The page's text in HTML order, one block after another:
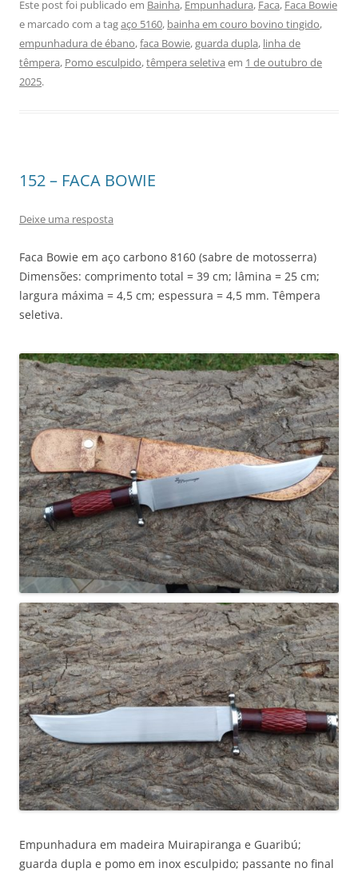
Este post foi publicado em Bainha, Empunhadura, Faca, Faca Bowie
e marcado com a tagaço 5160, bainha em couro bovino tingido,
empunhadura de ébano,faca Bowie,guarda dupla, linha de
têmpera, Pomo esculpido,têmpera seletiva em 1 de outubro de
2025.
152 – FACA BOWIE
Deixe uma resposta
Faca Bowie em aço carbono 8160 (sabre de motosserra)
Dimensões: comprimento total = 39 cm; lâmina = 25 cm;
largura máxima = 4,5 cm; espessura = 4,5 mm. Têmpera
seletiva.
Empunhadura em madeira Muirapiranga e Guaribú;
guarda dupla e pomo em inox esculpido; passante no final